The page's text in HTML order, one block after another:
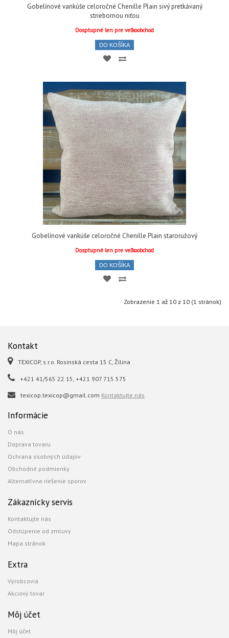
Gobelínové vankúše celoročné Chenille Plain sivý pretkávaný
striebornou niťou
Dosptupné len pre veľkoobchod
DO KOŠÍKA
Gobelínové vankúše celoročné Chenille Plain staroružový
Dosptupné len pre veľkoobchod
DO KOŠÍKA
Zobrazenie 1 až 10 z 10 (1 stránok)
Kontakt
TEXICOP, s.r.o. Rosinská cesta 15 C, Žilina
+421 41/565 22 15, +421 907 715 575
texicop.texicop@gmail.com Kontaktujte nás
Informácie
O nás
Doprava tovaru
Ochrana osobných údajov
Obchodné podmienky
Alternatívne riešenie sporov
Zákaznícky servis
Kontaktujte nás
Odstúpenie od zmluvy
Mapa stránok
Extra
Výrobcovia
Akciový tovar
Môj účet
Môj účet